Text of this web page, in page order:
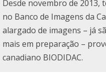
Desde novembro de 2013,
no Banco de Imagens da
alargado de imagens – já
mais em preparação –
canadiano BIODIDAC.